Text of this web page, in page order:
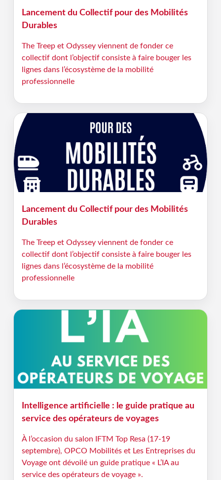
Lancement du Collectif pour des Mobilités
Durables
The Treep et Odyssey viennent de fonder ce
collectif dont l’objectif consiste à faire bouger les
lignes dans l’écosystème de la mobilité
professionnelle
Lancement du Collectif pour des Mobilités
Durables
The Treep et Odyssey viennent de fonder ce
collectif dont l’objectif consiste à faire bouger les
lignes dans l’écosystème de la mobilité
professionnelle
Intelligence artificielle : le guide pratique au
service des opérateurs de voyages
À l’occasion du salon IFTM Top Resa (17-19
septembre), OPCO Mobilités et Les Entreprises du
Voyage ont dévoilé un guide pratique « L’IA au
service des opérateurs de voyage ».